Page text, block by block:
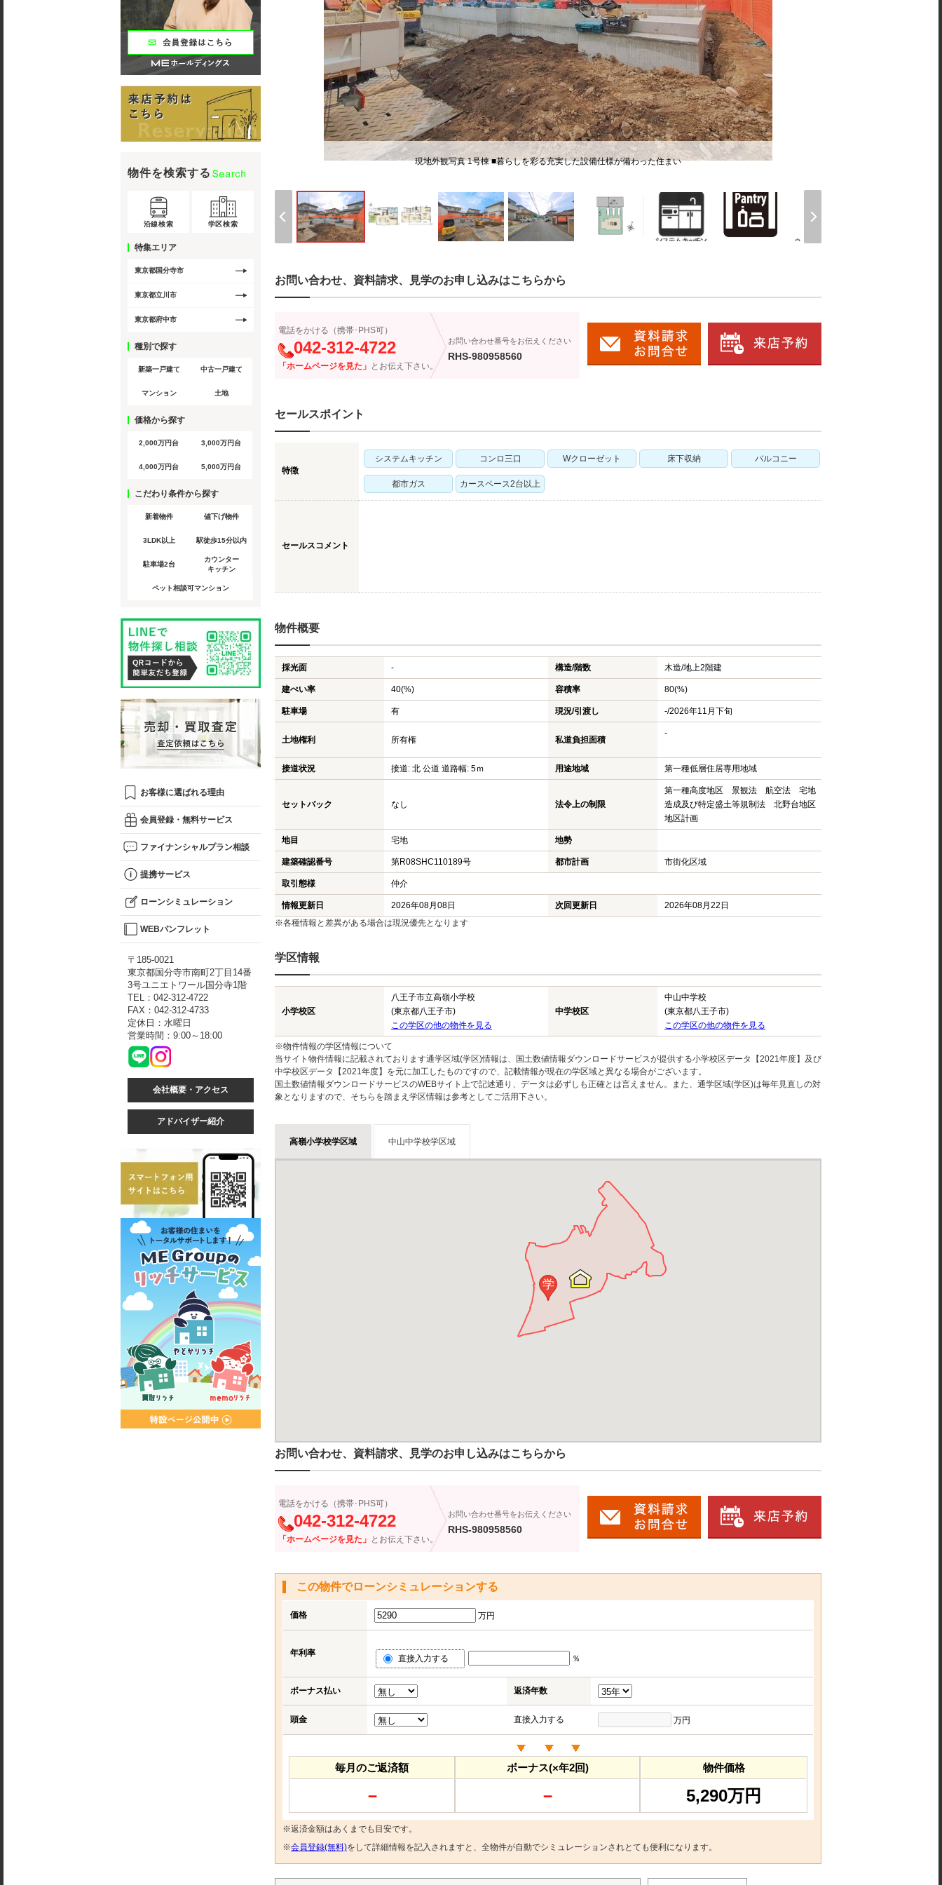
現地外観写真 1号棟 ■暮らしを彩る充実した設備仕様が備わった住まい
お問い合わせ、資料請求、見学のお申し込みはこちらから
電話をかける（携帯･PHS可）
042-312-4722
「ホームページを見た」 とお伝え下さい。
お問い合わせ番号をお伝えください
RHS-980958560
セールスポイント
特徴
システムキッチン コンロ三口 Wクローゼット 床下収納 バルコニー
都市ガス カースペース2台以上
セールスコメント
物件概要
採光面 - 構造/階数 木造/地上2階建
建ぺい率 40(%) 容積率 80(%)
駐車場 有 現況/引渡し -/2026年11月下旬
土地権利 所有権 私道負担面積
-
接道状況 接道: 北 公道 道路幅: 5ｍ 用途地域 第一種低層住居専用地域
セットバック なし 法令上の制限
第一種高度地区 景観法 航空法 宅地
造成及び特定盛土等規制法 北野台地区
地区計画
地目 宅地 地勢
建築確認番号 第R08SHC110189号 都市計画 市街化区域
取引態様 仲介
情報更新日 2026年08月08日 次回更新日
2026年08月22日
※各種情報と差異がある場合は現況優先となります
学区情報
小学校区
八王子市立高嶺小学校
(東京都八王子市)
この学区の他の物件を見る
中学校区
中山中学校
(東京都八王子市)
この学区の他の物件を見る
※物件情報の学区情報について
当サイト物件情報に記載されております通学区域(学区)情報は、国土数値情報ダウンロードサービスが提供する小学校区データ【2021年度】及び
中学校区データ【2021年度】を元に加工したものですので、記載情報が現在の学区域と異なる場合がございます。
国土数値情報ダウンロードサービスのWEBサイト上で記述通り、データは必ずしも正確とは言えません。また、通学区域(学区)は毎年見直しの対
象となりますので、そちらを踏まえ学区情報は参考としてご活用下さい。
高嶺小学校学区域 中山中学校学区域
学
お問い合わせ、資料請求、見学のお申し込みはこちらから
電話をかける（携帯･PHS可）
042-312-4722
「ホームページを見た」 とお伝え下さい。
お問い合わせ番号をお伝えください
RHS-980958560
この物件でローンシミュレーションする
価格 万円
年利率
直接入力する ％
ボーナス払い 返済年数
頭金 直接入力する 万円
毎月のご返済額
－
ボーナス(×年2回)
－
物件価格
5,290万円
※返済金額はあくまでも目安です。
※会員登録(無料)をして詳細情報を記入されますと、全物件が自動でシミュレーションされとても便利になります。
物件を検索する
沿線検索 学区検索
特集エリア
東京都国分寺市
東京都立川市
東京都府中市
種別で探す
新築一戸建て 中古一戸建て
マンション 土地
価格から探す
2,000万円台 3,000万円台
4,000万円台 5,000万円台
こだわり条件から探す
新着物件 値下げ物件
3LDK以上 駅徒歩15分以内
駐車場2台
カウンター
キッチン
ペット相談可マンション
お客様に選ばれる理由
会員登録・無料サービス
ファイナンシャルプラン相談
提携サービス
ローンシミュレーション
WEBパンフレット
〒185-0021
東京都国分寺市南町2丁目14番
3号ユニエトワール国分寺1階
TEL：042-312-4722
FAX：042-312-4733
定休日：水曜日
営業時間：9:00～18:00
会社概要・アクセス
アドバイザー紹介